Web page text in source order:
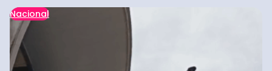
Nacional